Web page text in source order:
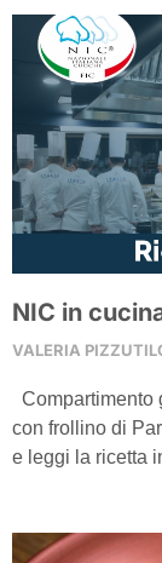
NIC in
VALERIA
Compartimento
con frollino di
e leggi la ricetta